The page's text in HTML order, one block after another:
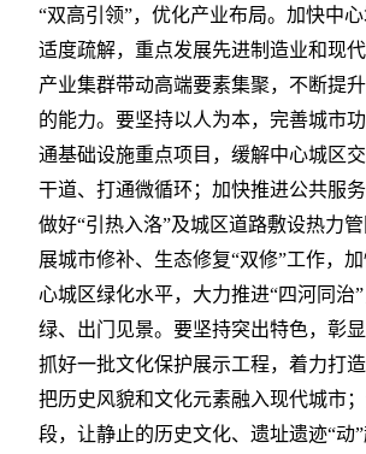
“双高引领”，优化产业布局。加快中
适度疏解，重点发展先进制造业和现
产业集群带动高端要素集聚，不断提
的能力。要坚持以人为本，完善城市
通基础设施重点项目，缓解中心城区
干道、打通微循环；加快推进公共服
做好“引热入洛”及城区道路敷设热力
展城市修补、生态修复“双修”工作，
心城区绿化水平，大力推进“四河同治
绿、出门见景。要坚持突出特色，彰
抓好一批文化保护展示工程，着力打造
把历史风貌和文化元素融入现代城市
段，让静止的历史文化、遗址遗迹“动